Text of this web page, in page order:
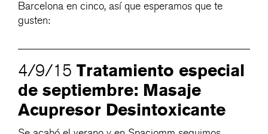
Barcelona en cinco, así que esperamos que te
gusten:
4/9/15 Tratamiento especial
de septiembre: Masaje
Acupresor Desintoxicante